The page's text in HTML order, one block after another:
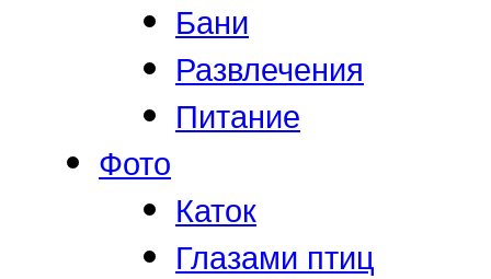
Бани
Развлечения
Питание
Фото
Каток
Глазами птиц